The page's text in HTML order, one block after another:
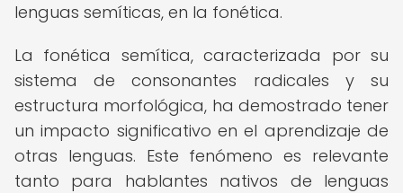
lenguas semíticas, en la fonética.
La fonética semítica, caracterizada por su
sistema de consonantes radicales y su
estructura morfológica, ha demostrado tener
un impacto significativo en el aprendizaje de
otras lenguas. Este fenómeno es relevante
tanto para hablantes nativos de lenguas